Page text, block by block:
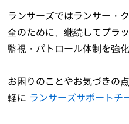
ランサーズではランサー・
全のために、継続してプラ
監視・パトロール体制を強
お困りのことやお気づきの
軽に ランサーズサポートチ